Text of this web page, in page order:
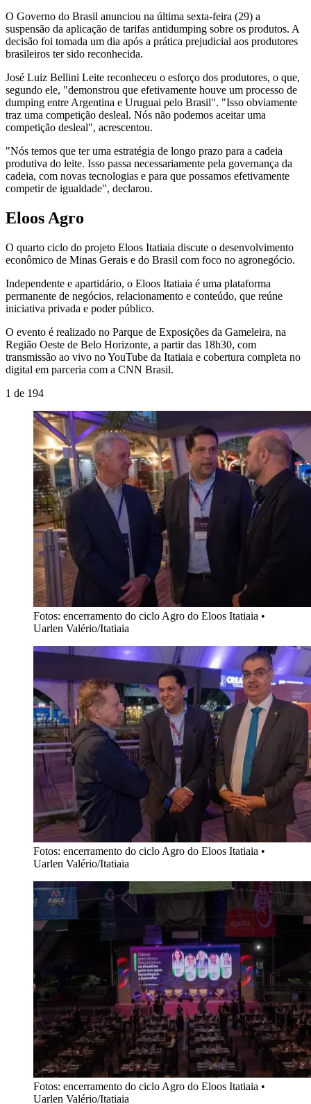
O Governo do Brasil anunciou na última sexta-feira (29) a
suspensão da aplicação de tarifas antidumping sobre os produtos. A
decisão foi tomada um dia após a prática prejudicial aos produtores
brasileiros ter sido reconhecida.
José Luiz Bellini Leite reconheceu o esforço dos produtores, o que,
segundo ele, "demonstrou que efetivamente houve um processo de
dumping entre Argentina e Uruguai pelo Brasil". "Isso obviamente
traz uma competição desleal. Nós não podemos aceitar uma
competição desleal", acrescentou.
"Nós temos que ter uma estratégia de longo prazo para a cadeia
produtiva do leite. Isso passa necessariamente pela governança da
cadeia, com novas tecnologias e para que possamos efetivamente
competir de igualdade", declarou.
Eloos Agro
O quarto ciclo do projeto Eloos Itatiaia discute o desenvolvimento
econômico de Minas Gerais e do Brasil com foco no agronegócio.
Independente e apartidário, o Eloos Itatiaia é uma plataforma
permanente de negócios, relacionamento e conteúdo, que reúne
iniciativa privada e poder público.
O evento é realizado no Parque de Exposições da Gameleira, na
Região Oeste de Belo Horizonte, a partir das 18h30, com
transmissão ao vivo no YouTube da Itatiaia e cobertura completa no
digital em parceria com a CNN Brasil.
1 de 194
Fotos: encerramento do ciclo Agro do Eloos Itatiaia •
Uarlen Valério/Itatiaia
Fotos: encerramento do ciclo Agro do Eloos Itatiaia •
Uarlen Valério/Itatiaia
Fotos: encerramento do ciclo Agro do Eloos Itatiaia •
Uarlen Valério/Itatiaia